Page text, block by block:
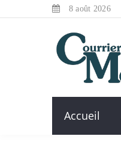
8 août 2026
Accueil